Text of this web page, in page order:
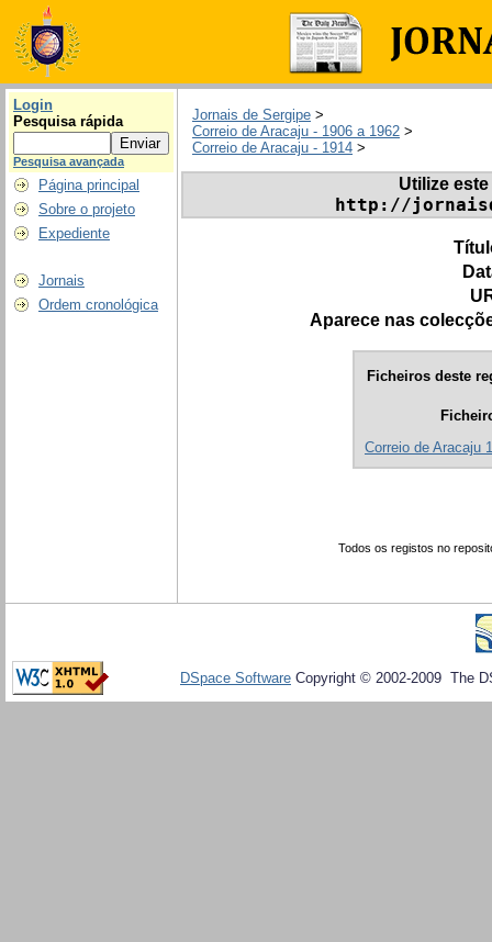
Login
Pesquisa rápida
Pesquisa avançada
Página principal
Sobre o projeto
Expediente
Jornais
Ordem cronológica
Jornais de Sergipe >
Correio de Aracaju - 1906 a 1962 >
Correio de Aracaju - 1914 >
Utilize
http://
Aparece nas
Ficheiros deste
Correio de Aracaju
Todos os registos no
DSpace Software Copyright © 2002-2009 The